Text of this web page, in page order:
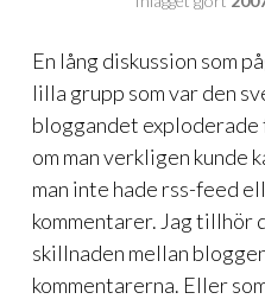
En lång diskussion som
lilla grupp som var den
bloggandet exploderade
om man verkligen kunde
man inte hade rss-feed
kommentarer. Jag tillhör
skillnaden mellan
kommentarerna. Eller